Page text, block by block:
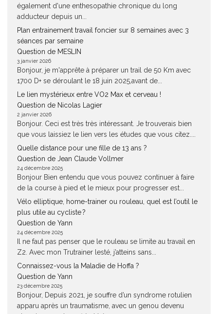
également d'une enthesopathie chronique du long
adducteur depuis un...
Plan entrainement travail foncier sur 8 semaines avec 3
séances par semaine
Question de MESLIN
3 janvier 2026
Bonjour, je m'apprête à préparer un trail de 50 Km avec
1700 D+ se déroulant le 18 juin 2025,avant de...
Le lien mystérieux entre VO2 Max et cerveau !
Question de Nicolas Lagier
2 janvier 2026
Bonjour. Ceci est très très intéressant. Je trouverais bien
que vous laissiez le lien vers les études que vous citez....
Quelle distance pour une fille de 13 ans ?
Question de Jean Claude Vollmer
24 décembre 2025
Bonjour Bien entendu que vous pouvez continuer à faire
de la course à pied et le mieux pour progresser est...
Vélo elliptique, home-trainer ou rouleau, quel est l’outil le
plus utile au cycliste ?
Question de Yann
24 décembre 2025
Il ne faut pas penser que le rouleau se limite au travail en
Z2. Avec mon Trutrainer lesté, j’atteins sans...
Connaissez-vous la Maladie de Hoffa ?
Question de Yann
23 décembre 2025
Bonjour, Depuis 2021, je souffre d’un syndrome rotulien
apparu après un traumatisme, avec un genou devenu